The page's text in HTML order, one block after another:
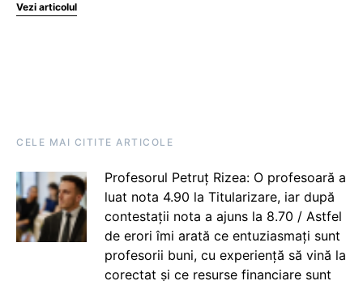
Vezi articolul
CELE MAI CITITE ARTICOLE
Profesorul Petruț Rizea: O profesoară a
luat nota 4.90 la Titularizare, iar după
contestații nota a ajuns la 8.70 / Astfel
de erori îmi arată ce entuziasmați sunt
profesorii buni, cu experiență să vină la
corectat și ce resurse financiare sunt